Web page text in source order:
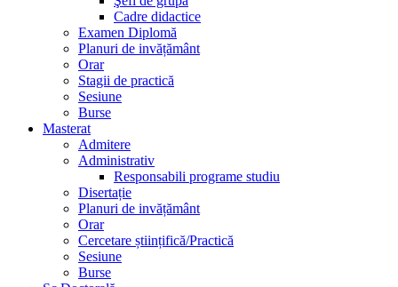
Cadre didactice
Examen Diplomă
Planuri de invățământ
Orar
Stagii de practică
Sesiune
Burse
Masterat
Admitere
Administrativ
Responsabili programe studiu
Disertație
Planuri de invățământ
Orar
Cercetare științifică/Practică
Sesiune
Burse